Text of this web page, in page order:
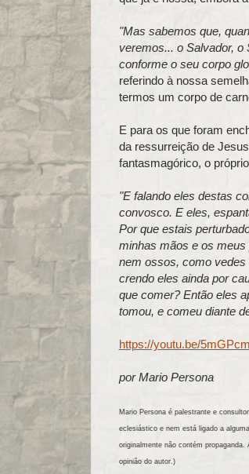
"Mas sabemos que,
veremos... o Salvador,
conforme o seu corpo
referindo à nossa
termos um corpo de
E para os que foram
da ressurreição de
fantasmagórico, o
"E falando eles destas
convosco. E eles,
Por que estais
minhas mãos e os
nem ossos, como vedes
crendo eles ainda por
que comer? Então eles
tomou, e comeu diante
https://youtu.be/
por Mario Persona
Mario Persona é palestrante e
eclesiástico e nem está ligado a
originalmente não contém
opinião do autor.)